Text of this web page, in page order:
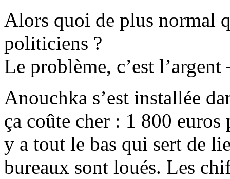
Alors quoi de plus normal
politiciens ?
Le problème, c’est
Anouchka s’est installée
ça coûte cher : 1 800
y a tout le bas qui sert de
bureaux sont loués. Les